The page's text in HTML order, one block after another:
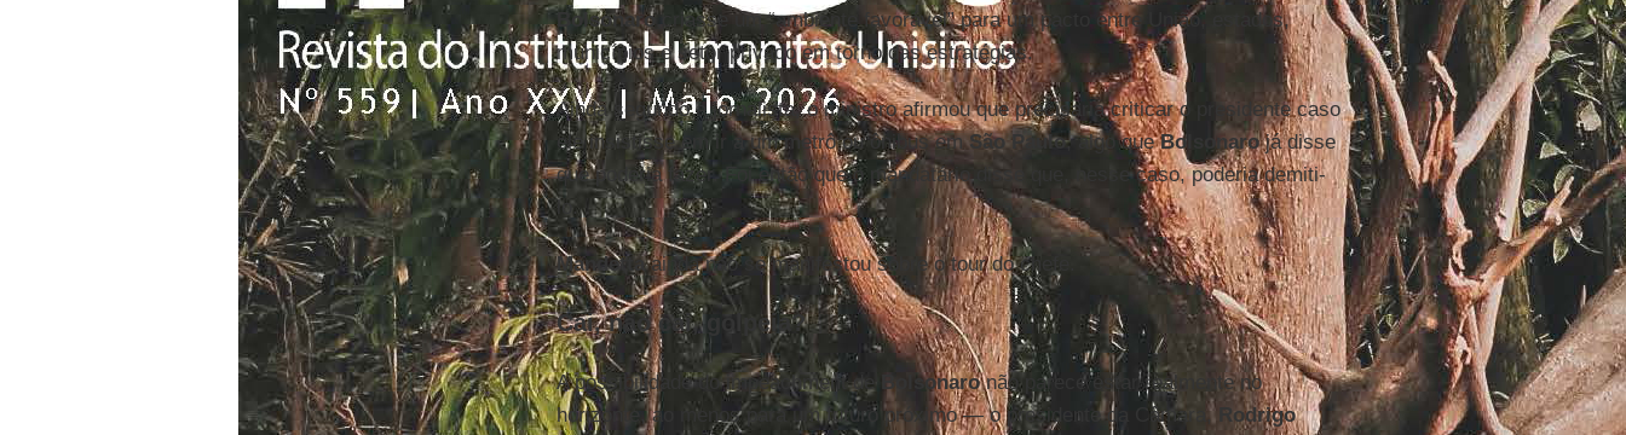
Bolsonarocriasse um “ambiente favorável” para um pacto entre União, estados,
municípios e setor privado em torno das estratégias.
Ainda segundo a jornalista, o ministro afirmou que precisaria criticar o presidente caso
ele insistisse em ir a um metrô ou ônibus emSão Paulo, algo queBolsonarojá disse
que poderia fazer. Foi então que o mandatário disse que, nesse caso, poderia demiti-
lo.
Mandettaainda não se manifestou sobre o tour do chefe.
Cai, não cai, golpeia?
A possibilidade do impeachment de Bolsonaronão parece estar realmente no
horizonte, ao menos para um futuro próximo — o presidente da Câmara, Rodrigo